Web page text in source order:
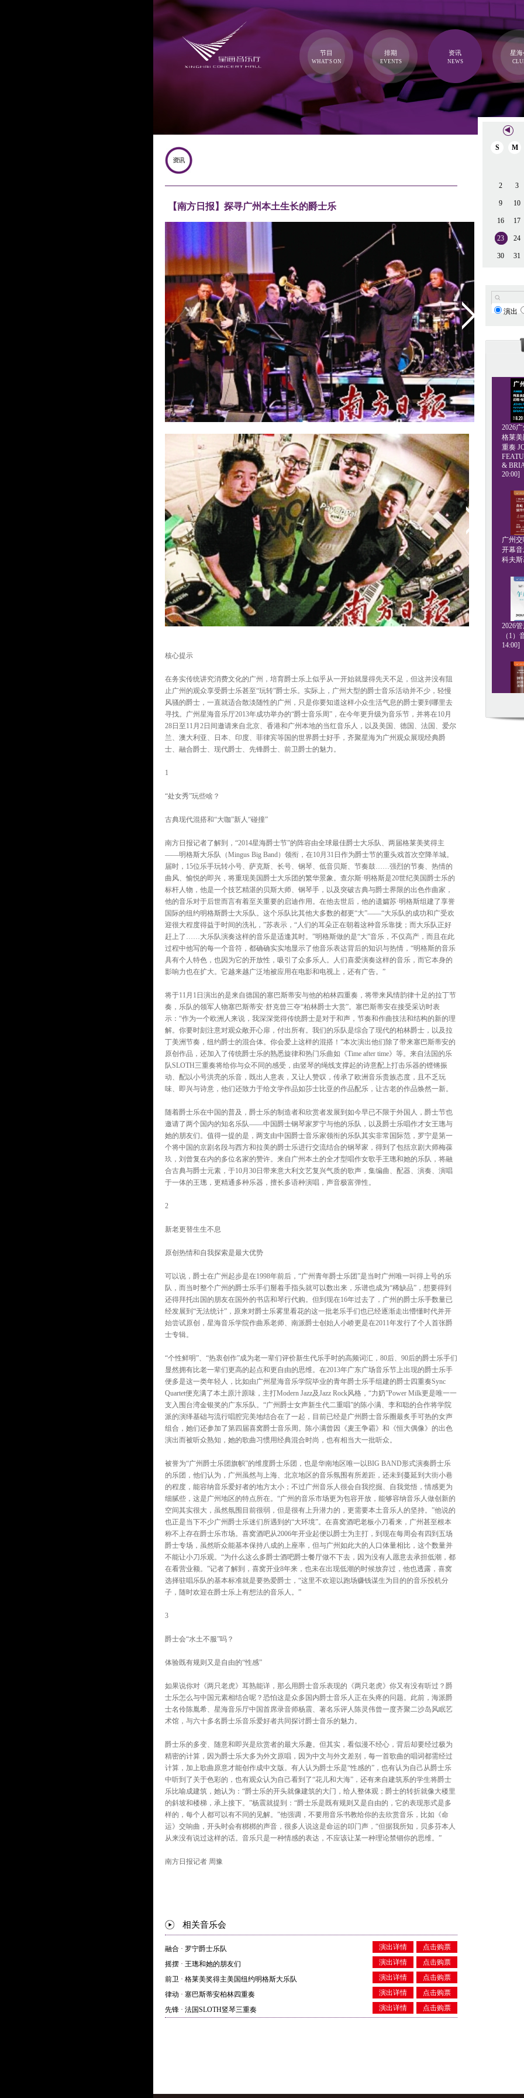
节目
WHAT'S ON
排期
EVENTS
资讯
NEWS
星海
【南方日报】探寻广州本土生长的爵士乐
核心提示
在务实传统讲究消费文化的广州，培育爵士乐上似乎从一开始就显得先天不足，但这并没有阻
止广州的观众享受爵士乐甚至“玩转”爵士乐。实际上，广州大型的爵士音乐活动并不少，轻慢
风骚的爵士，一直就适合散淡随性的广州，只是你要知道这样小众生活气息的爵士要到哪里去
寻找。广州星海音乐厅2013年成功举办的“爵士音乐周”，在今年更升级为音乐节，并将在10月
28日至11月2日间邀请来自北京、香港和广州本地的当红音乐人，以及美国、德国、法国、爱尔
兰、澳大利亚、日本、印度、菲律宾等国的世界爵士好手，齐聚星海为广州观众展现经典爵
士、融合爵士、现代爵士、先锋爵士、前卫爵士的魅力。
1
“处女秀”玩些啥？
古典现代混搭和“大咖”新人“碰撞”
南方日报记者了解到，“2014星海爵士节”的阵容由全球最佳爵士大乐队、两届格莱美奖得主
——明格斯大乐队（Mingus Big Band）领衔，在10月31日作为爵士节的重头戏首次空降羊城。
届时，15位乐手玩转小号、萨克斯、长号、钢琴、低音贝斯、节奏鼓……强烈的节奏、热情的
曲风、愉悦的即兴，将重现美国爵士大乐团的繁华景象。查尔斯·明格斯是20世纪美国爵士乐的
标杆人物，他是一个技艺精湛的贝斯大师、钢琴手，以及突破古典与爵士界限的出色作曲家，
他的音乐对于后世而言有着至关重要的启迪作用。在他去世后，他的遗孀苏·明格斯组建了享誉
国际的纽约明格斯爵士大乐队。这个乐队比其他大多数的都更“大”——“大乐队的成功和广受欢
迎很大程度得益于时间的洗礼，”苏表示，“人们的耳朵正在朝着这种音乐靠拢；而大乐队正好
赶上了……大乐队演奏这样的音乐是适逢其时。”明格斯做的是“大”音乐，不仅高产，而且在此
过程中他写的每一个音符，都确确实实地显示了他音乐表达背后的知识与热情，“明格斯的音乐
具有个人特色，也因为它的开放性，吸引了众多乐人。人们喜爱演奏这样的音乐，而它本身的
影响力也在扩大。它越来越广泛地被应用在电影和电视上，还有广告。”
将于11月1日演出的是来自德国的塞巴斯蒂安与他的柏林四重奏，将带来风情韵律十足的拉丁节
奏，乐队的领军人物塞巴斯蒂安·舒克曾三夺“柏林爵士大赏”。塞巴斯蒂安在接受采访时表
示：“作为一个欧洲人来说，我深深觉得传统爵士是对于和声，节奏和作曲技法和结构的新的理
解。你要时刻注意对观众敞开心扉，付出所有。我们的乐队是综合了现代的柏林爵士，以及拉
丁美洲节奏，纽约爵士的混合体。你会爱上这样的混搭！”本次演出他们除了带来塞巴斯蒂安的
原创作品，还加入了传统爵士乐的熟悉旋律和热门乐曲如《Time after time》等。来自法国的乐
队SLOTH三重奏将给你与众不同的感受，由竖琴的绳线支撑起的诗意配上打击乐器的铿锵振
动、配以小号洪亮的乐音，既出人意表，又让人赞叹，传承了欧洲音乐贵族态度，且不乏玩
味、即兴与诗意，他们还致力于给文学作品如莎士比亚的作品配乐，让古老的作品焕然一新。
随着爵士乐在中国的普及，爵士乐的制造者和欣赏者发展到如今早已不限于外国人，爵士节也
邀请了两个国内的知名乐队——中国爵士钢琴家罗宁与他的乐队，以及爵士乐唱作才女王璁与
她的朋友们。值得一提的是，两支由中国爵士音乐家领衔的乐队其实非常国际范，罗宁是第一
个将中国的京剧名段与西方和拉美的爵士乐进行交流结合的钢琴家，得到了包括京剧大师梅葆
玖，刘曾复在内的多位名家的赞许。来自广州本土的全才型唱作女歌手王璁和她的乐队，将融
合古典与爵士元素，于10月30日带来意大利文艺复兴气质的歌声，集编曲、配器、演奏、演唱
于一体的王璁，更精通多种乐器，擅长多语种演唱，声音极富弹性。
2
新老更替生生不息
原创热情和自我探索是最大优势
可以说，爵士在广州起步是在1998年前后，“广州青年爵士乐团”是当时广州唯一叫得上号的乐
队，而当时整个广州的爵士乐手们掰着手指头就可以数出来，乐谱也成为“稀缺品”，想要得到
还得拜托出国的朋友在国外的书店和琴行代购。但到现在16年过去了，广州的爵士乐手数量已
经发展到“无法统计”，原来对爵士乐雾里看花的这一批老乐手们也已经逐渐走出懵懂时代并开
始尝试原创，星海音乐学院作曲系老师、南派爵士创始人小峤更是在2011年发行了个人首张爵
士专辑。
“个性鲜明”、“热衷创作”成为老一辈们评价新生代乐手时的高频词汇，80后、90后的爵士乐手们
显然拥有比老一辈们更高的起点和更自由的思维。在2013年广东广场音乐节上出现的爵士乐手
便多是这一类年轻人，比如由广州星海音乐学院毕业的青年爵士乐手组建的爵士四重奏Sync
Quartet便充满了本土原汁原味，主打Modern Jazz及Jazz Rock风格，“力奶”Power Milk更是唯一一
支入围台湾金银奖的广东乐队。“广州爵士女声新生代二重唱”的陈小满、李和聪的合作将学院
派的演绎基础与流行唱腔完美地结合在了一起，目前已经是广州爵士音乐圈最炙手可热的女声
组合，她们还参加了第四届喜窝爵士音乐周。陈小满曾因《麦王争霸》和《恒大偶像》的出色
演出而被听众熟知，她的歌曲习惯用经典混合时尚，也有相当大一批听众。
被誉为“广州爵士乐团旗帜”的维度爵士乐团，也是华南地区唯一以BIG BAND形式演奏爵士乐
的乐团，他们认为，广州虽然与上海、北京地区的音乐氛围有所差距，还未到蔓延到大街小巷
的程度，能容纳音乐爱好者的地方太小；不过广州音乐人很会自我挖掘、自我觉悟，情感更为
细腻些，这是广州地区的特点所在。“广州的音乐市场更为包容开放，能够容纳音乐人做创新的
空间其实很大，虽然氛围目前很弱，但是很有上升潜力的，更需要本土音乐人的坚持。”他说的
也正是当下不少广州爵士乐迷们所遇到的“大环境”。在喜窝酒吧老板小刀看来，广州甚至根本
称不上存在爵士乐市场。喜窝酒吧从2006年开业起便以爵士为主打，到现在每周会有四到五场
爵士专场，虽然听众能基本保持八成的上座率，但与广州如此大的人口体量相比，这个数量并
不能让小刀乐观。“为什么这么多爵士酒吧爵士餐厅做不下去，因为没有人愿意去承担低潮，都
在看营业额。”记者了解到，喜窝开业8年来，也未在出现低潮的时候放弃过，他也透露，喜窝
选择驻唱乐队的基本标准就是要热爱爵士，“这里不欢迎以跑场赚钱谋生为目的的音乐投机分
子，随时欢迎在爵士乐上有想法的音乐人。”
3
爵士会“水土不服”吗？
体验既有规则又是自由的“性感”
如果说你对《两只老虎》耳熟能详，那么用爵士音乐表现的《两只老虎》你又有没有听过？爵
士乐怎么与中国元素相结合呢？恐怕这是众多国内爵士音乐人正在头疼的问题。此前，海派爵
士名伶陈胤希、星海音乐厅中国首席录音师杨震、著名乐评人陈灵伟曾一度齐聚二沙岛风眠艺
术馆，与六十多名爵士乐音乐爱好者共同探讨爵士音乐的魅力。
爵士乐的多变、随意和即兴是欣赏者的最大乐趣。但其实，看似漫不经心，背后却要经过极为
精密的计算，因为爵士乐大多为外文原唱，因为中文与外文差别，每一首歌曲的唱词都需经过
计算，加上歌曲原意才能创作成中文版。有人认为爵士乐是“性感的”，也有认为自己从爵士乐
中听到了关于色彩的，也有观众认为自己看到了“花儿和大海”，还有来自建筑系的学生将爵士
乐比喻成建筑，她认为：“爵士乐的开头就像建筑的大门，给人整体观；爵士的转折就像大楼里
的斜坡和楼梯，承上接下。”杨震就提到：“爵士乐是既有规则又是自由的，它的表现形式是多
样的，每个人都可以有不同的见解。”他强调，不要用音乐书教给你的去欣赏音乐，比如《命
运》交响曲，开头时会有梆梆的声音，很多人说这是命运的叩门声，“但据我所知，贝多芬本人
从来没有说过这样的话。音乐只是一种情感的表达，不应该让某一种理论禁锢你的思维。”
南方日报记者 周豫
相关音乐会
融合 · 罗宁爵士乐队 演出详情 点击购票
摇摆 · 王璁和她的朋友们 演出详情 点击购票
前卫 · 格莱美奖得主美国纽约明格斯大乐队 演出详情 点击购票
律动 · 塞巴斯蒂安柏林四重奏 演出详情 点击购票
先锋 · 法国SLOTH竖琴三重奏 演出详情 点击购票
S M
2 3
9 10
16 17
23 24
30 31
演出
2026
格莱美
重奏
&
20:00]
广州
开幕
科夫斯
2026
（1）
14:00]
钢琴
·格斯